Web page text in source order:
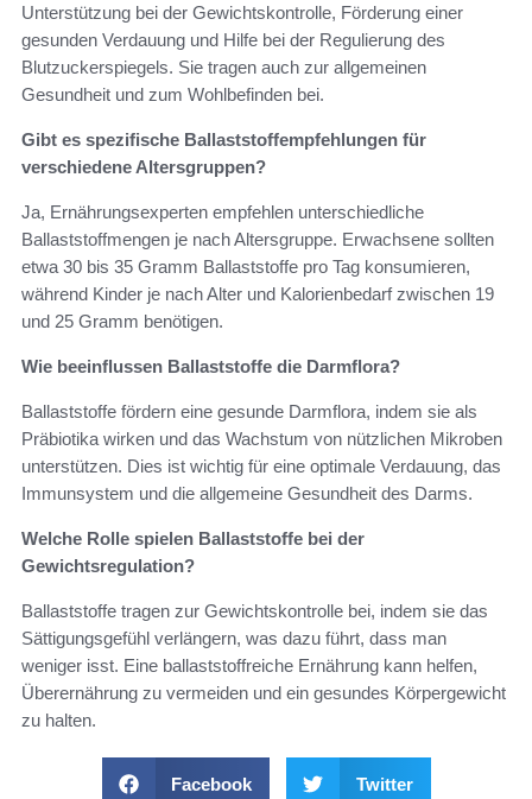
Unterstützung bei der Gewichtskontrolle, Förderung einer
gesunden Verdauung und Hilfe bei der Regulierung des
Blutzuckerspiegels. Sie tragen auch zur allgemeinen
Gesundheit und zum Wohlbefinden bei.
Gibt es spezifische Ballaststoffempfehlungen für
verschiedene Altersgruppen?
Ja, Ernährungsexperten empfehlen unterschiedliche
Ballaststoffmengen je nach Altersgruppe. Erwachsene sollten
etwa 30 bis 35 Gramm Ballaststoffe pro Tag konsumieren,
während Kinder je nach Alter und Kalorienbedarf zwischen 19
und 25 Gramm benötigen.
Wie beeinflussen Ballaststoffe die Darmflora?
Ballaststoffe fördern eine gesunde Darmflora, indem sie als
Präbiotika wirken und das Wachstum von nützlichen Mikroben
unterstützen. Dies ist wichtig für eine optimale Verdauung, das
Immunsystem und die allgemeine Gesundheit des Darms.
Welche Rolle spielen Ballaststoffe bei der
Gewichtsregulation?
Ballaststoffe tragen zur Gewichtskontrolle bei, indem sie das
Sättigungsgefühl verlängern, was dazu führt, dass man
weniger isst. Eine ballaststoffreiche Ernährung kann helfen,
Überernährung zu vermeiden und ein gesundes Körpergewicht
zu halten.
Facebook Twitter